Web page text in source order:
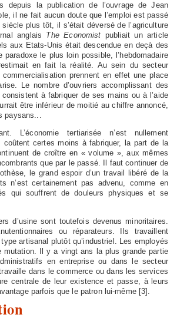
depuis la publication de l’ouvrage de Jean
il ne fait aucun doute que l’emploi est passé
plus tôt, il s’était déversé de l’agriculture
anglais The Economist publiait un article
aux Etats-Unis était descendue en deçà des
le plus loin possible, l’hebdomadaire
en fait la réalité. Au sein du secteur
prennent en effet une place
Le nombre d’ouvriers accomplissant des
à fabriquer de ses mains ou à l’aide
être inférieur de moitié au chiffre annoncé,
paysans...
L’économie tertiarisée n’est nullement
certes moins à fabriquer, la part de la
de croître en « volume », aux mêmes
que par le passé. Il faut continuer de
le grand espoir d’un travail libéré de la
n’est certainement pas advenu, comme en
qui souffrent de douleurs physiques et se
d’usine sont toutefois devenus minoritaires.
ou réparateurs. Ils travaillent
artisanal plutôt qu’industriel. Les employés
mutation. Il y a vingt ans la plus grande partie
en entreprise ou dans le secteur
dans le commerce ou dans les services
centrale de leur existence et passe, à leurs
parfois que le patron lui-même[3]